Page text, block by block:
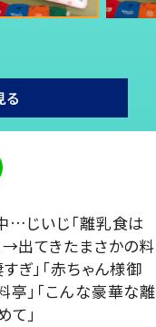
る
…じいじ「離乳食は
→出てきたまさかの料
ぎ」「赤ちゃん様御
亭」「こんな豪華な離
」